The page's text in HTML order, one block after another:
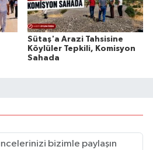
Sütaş'a Arazi Tahsisine
Köylüler Tepkili, Komisyon
Sahada